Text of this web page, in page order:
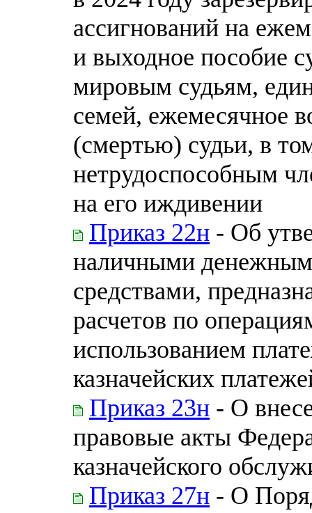
ассигнований на
и выходное пособие
мировым судьям,
семей, ежемесячное
(смертью) судьи, в
нетрудоспособным
на его иждивении
Приказ 22н - Об
наличными
средствами,
расчетов по
использованием
казначейских
Приказ 23н - О
правовые акты
казначейского
Приказ 27н - О